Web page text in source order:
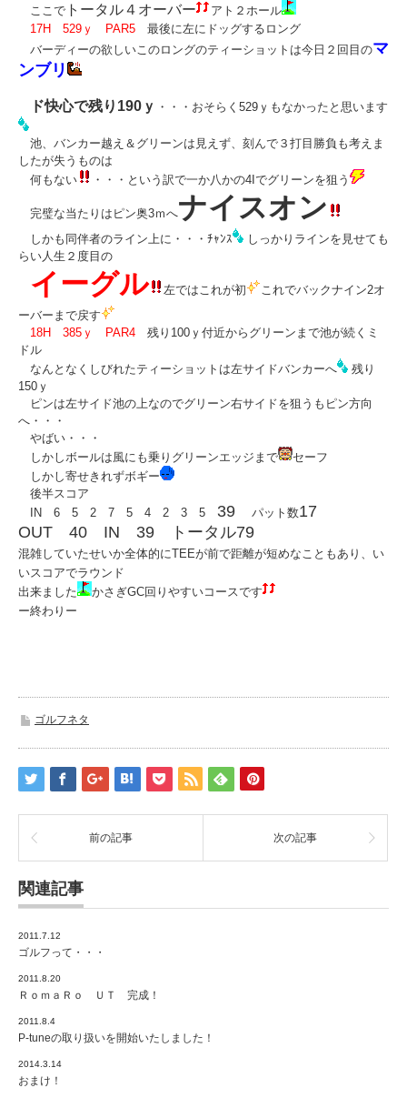
ここで トータル４オーバー
アト２ホール
17H 529ｙ PAR5 最後に左にドッグするロング
バーディーの欲しいこのロングのティーショットは今日２回目のマ
ンブリ
ド快心で残り190ｙ ・・・おそらく529ｙもなかったと思います
池、バンカー越え＆グリーンは見えず、刻んで３打目勝負も考えま
したが失うものは
何もない
・・・という訳で一か八かの4Iでグリーンを狙う
完璧な当たりはピン奥3ｍへナイスオン
しかも同伴者のライン上に・・・ﾁｬﾝｽ
しっかりラインを見せても
らい人生２度目の
イーグル 左ではこれが初
これでバックナイン2オ
ーバーまで戻す
18H 385ｙ PAR4 残り100ｙ付近からグリーンまで池が続くミ
ドル
なんとなくしびれたティーショットは左サイドバンカーへ
残り
150ｙ
ピンは左サイド池の上なのでグリーン右サイドを狙うもピン方向
へ・・・
やばい・・・
しかしボールは風にも乗りグリーンエッジまで
セーフ
しかし寄せきれずボギー
後半スコア
IN 6 5 2 7 5 4 2 3 5 39 パット数17
OUT 40 IN 39 トータル79
混雑していたせいか全体的にTEEが前で距離が短めなこともあり、い
いスコアでラウンド
出来ました
かさぎGC回りやすいコースです
ー終わりー
ゴルフネタ
前の記事 次の記事
関連記事
2011.7.12
ゴルフって・・・
2011.8.20
ＲｏｍａＲｏ ＵＴ 完成！
2011.8.4
P-tuneの取り扱いを開始いたしました！
2014.3.14
おまけ！